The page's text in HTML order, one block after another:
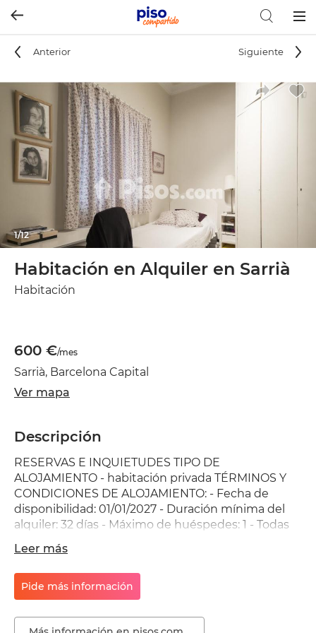
Anterior Siguiente
1/12
Habitación en Alquiler en Sarrià
Habitación
600 €/mes
Sarrià, Barcelona Capital
Ver mapa
Descripción
RESERVAS E INQUIETUDES TIPO DE
ALOJAMIENTO - habitación privada TÉRMINOS Y
CONDICIONES DE ALOJAMIENTO: - Fecha de
disponibilidad: 01/01/2027 - Duración mínima del
alquiler: 32 días - Máximo de huéspedes: 1 - Todas
información visite el sitio web - Adicional: -
Mascotas No Permitido - Fumar No Permitido -
Mujer Solo Permitido DETALLES DE LA
PROPIEDAD Habitación individual en un piso de 4
habitaciones - Descripción de la propiedad en
Leer más
Pide más información